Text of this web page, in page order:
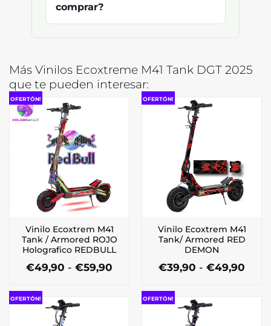
comprar?
Más Vinilos Ecoxtreme M41 Tank DGT 2025
que te pueden interesar:
OFERTÓN!
Vinilo Ecoxtrem M41
Tank / Armored ROJO
Holografico REDBULL
€49,90 - €59,90
desde
€49,90
tiene
OFERTÓN!
Vinilo Ecoxtrem M41
Tank/ Armored RED
DEMON
€39,90 - €49,90
tiene
OFERTÓN! OFERTÓN!